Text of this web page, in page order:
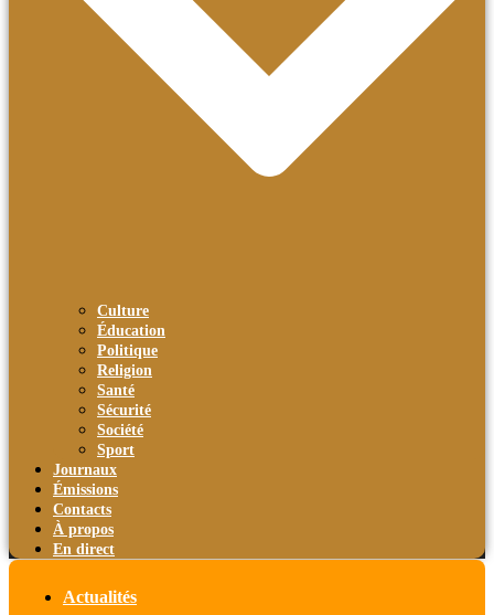
Culture
Éducation
Politique
Religion
Santé
Sécurité
Société
Sport
Journaux
Émissions
Contacts
À propos
En direct
Actualités